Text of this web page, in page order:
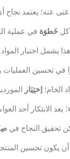
غنى عنه؛ يعتمد
كلخَطوَة في عملية
يشمل اختبار
في تحسين
الخام؛ اِختِيَار
يعد الابتكار أحد
تحقيق النجاح في
يكون تحسين